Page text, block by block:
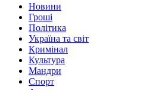
Новини
Гроші
Політика
Україна та світ
Кримінал
Культура
Мандри
Спорт